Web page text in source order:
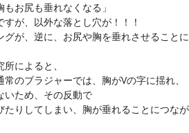
お尻も垂れなくなる」
が、以外な落とし穴が！！！
グが、逆に、お尻や胸を垂れさせること
によると、
のブラジャーでは、胸がVの字に揺れ、
いため、その反動で
たりしてしまい、胸が垂れることにつな